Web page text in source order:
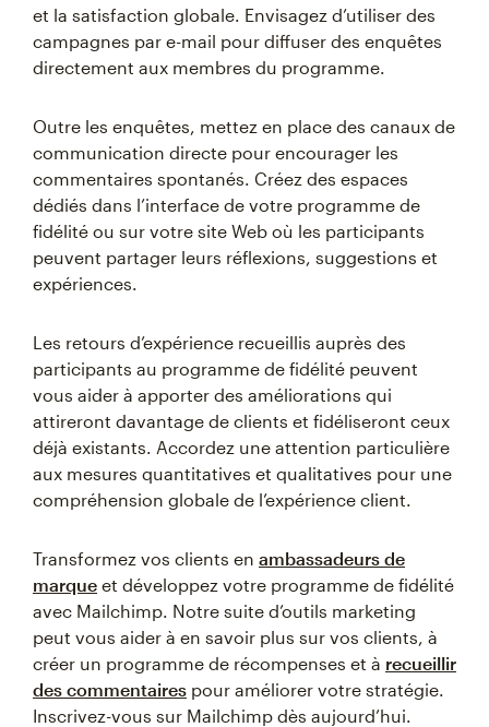
et la satisfaction globale. Envisagez d’utiliser des
campagnes par e-mail pour diffuser des enquêtes
directement aux membres du programme.
Outre les enquêtes, mettez en place des canaux de
communication directe pour encourager les
commentaires spontanés. Créez des espaces
dédiés dans l’interface de votre programme de
fidélité ou sur votre site Web où les participants
peuvent partager leurs réflexions, suggestions et
expériences.
Les retours d’expérience recueillis auprès des
participants au programme de fidélité peuvent
vous aider à apporter des améliorations qui
attireront davantage de clients et fidéliseront ceux
déjà existants. Accordez une attention particulière
aux mesures quantitatives et qualitatives pour une
compréhension globale de l’expérience client.
Transformez vos clients en ambassadeurs de
marque et développez votre programme de fidélité
avec Mailchimp. Notre suite d’outils marketing
peut vous aider à en savoir plus sur vos clients, à
créer un programme de récompenses et à recueillir
des commentaires pour améliorer votre stratégie.
Inscrivez-vous sur Mailchimp dès aujourd’hui.